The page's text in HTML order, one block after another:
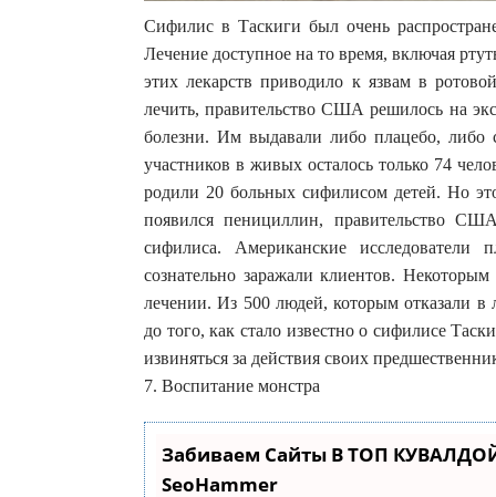
Сифилис в Таскиги был очень
Лечение доступное на то время, включая
этих лекарств приводило к язвам в
лечить, правительство США решилось на
болезни. Им выдавали либо плацебо, либо
участников в живых осталось только 74
родили 20 больных сифилисом детей. Но
появился пенициллин, правительство
сифилиса. Американские
сознательно заражали клиентов.
лечении. Из 500 людей, которым отказали в
до того, как стало известно о сифилисе
извиняться за действия своих
7. Воспитание монстра
Забиваем Сайты В ТОП
SeoHammer